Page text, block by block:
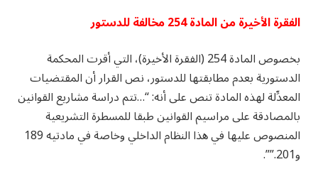
الفقرة الأخيرة من المادة 254 مخالفة للدستور
بخصوص المادة 254 (الفقرة الأخيرة)، التي أقرت المحكمة
الدستورية بعدم مطابقتها للدستور، نص القرار أن المقتضيات
المعدِّلة لهذه المادة تنص على أنه: “…تتم دراسة مشاريع القوانين
بالمصادقة على مراسيم القوانين طبقا للمسطرة التشريعية
المنصوص عليها في هذا النظام الداخلي وخاصة في مادتيه 189
و201.””.